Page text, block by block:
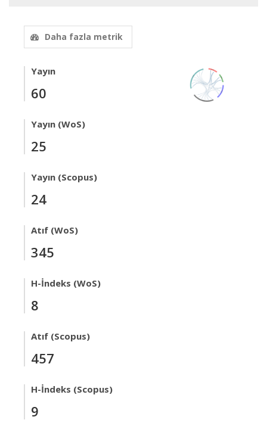
Daha fazla metrik
Yayın
60
Yayın (WoS)
25
Yayın (Scopus)
24
Atıf (WoS)
345
H-İndeks (WoS)
8
Atıf (Scopus)
457
H-İndeks (Scopus)
9